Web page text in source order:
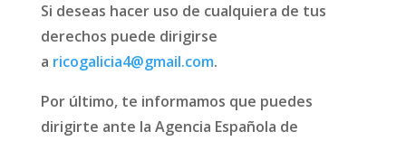
Si deseas hacer uso de cualquiera de tus
derechos puede dirigirse
a ricogalicia4@gmail.com.
Por último, te informamos que puedes
dirigirte ante la Agencia Española de